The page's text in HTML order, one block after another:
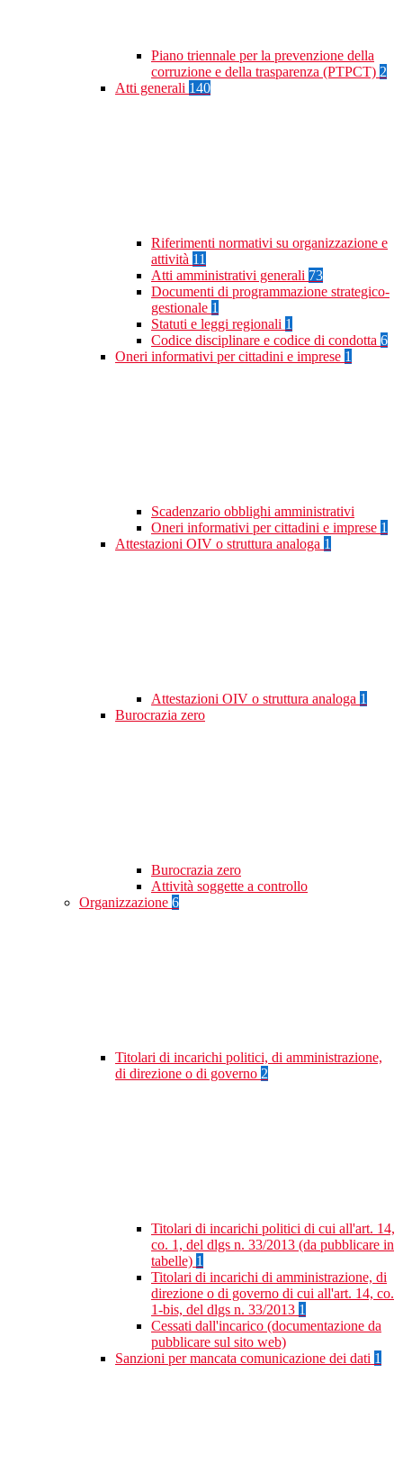
Piano triennale per la prevenzione della
corruzione e della trasparenza (PTPCT) 2
Atti generali 140
Riferimenti normativi su organizzazione e
attività 11
Atti amministrativi generali 73
Documenti di programmazione strategico-
gestionale 1
Statuti e leggi regionali 1
Codice disciplinare e codice di condotta 6
Oneri informativi per cittadini e imprese 1
Scadenzario obblighi amministrativi
Oneri informativi per cittadini e imprese 1
Attestazioni OIV o struttura analoga 1
Attestazioni OIV o struttura analoga 1
Burocrazia zero
Burocrazia zero
Attività soggette a controllo
Organizzazione 6
Titolari di incarichi politici, di amministrazione,
di direzione o di governo 2
Titolari di incarichi politici di cui all'art. 14,
co. 1, del dlgs n. 33/2013 (da pubblicare in
tabelle) 1
Titolari di incarichi di amministrazione, di
direzione o di governo di cui all'art. 14, co.
1-bis, del dlgs n. 33/2013 1
Cessati dall'incarico (documentazione da
pubblicare sul sito web)
Sanzioni per mancata comunicazione dei dati 1